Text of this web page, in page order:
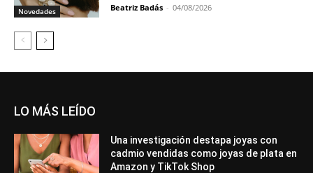
Novedades Beatriz Badás - 04/08/2026
LO MÁS LEÍDO
Una investigación destapa joyas con
cadmio vendidas como joyas de plata en
Amazon y TikTok Shop